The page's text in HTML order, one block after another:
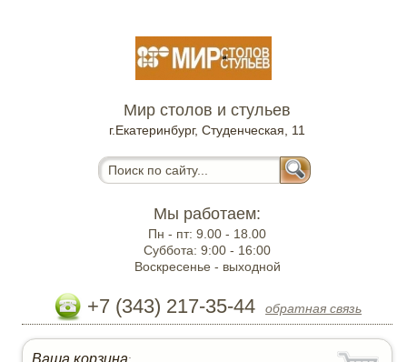
Мир столов и стульев
г.Екатеринбург, Студенческая, 11
Мы работаем:
Пн - пт:9.00 - 18.00
Суббота:9:00 - 16:00
Воскресенье - выходной
+7 (343) 217-35-44 обратная связь
Ваша корзина